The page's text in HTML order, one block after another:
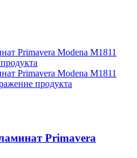
Primavera